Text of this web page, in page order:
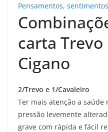
Pensamentos,
carta
Cigano
2/Trevo e 1/Cavaleiro
Ter mais atenção a
pressão levemente
grave com rápida e fácil